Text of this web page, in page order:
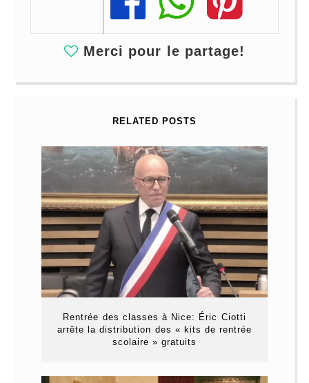
Merci pour le partage!
RELATED POSTS
Rentrée des classes à Nice: Éric Ciotti
arrête la distribution des « kits de rentrée
scolaire » gratuits